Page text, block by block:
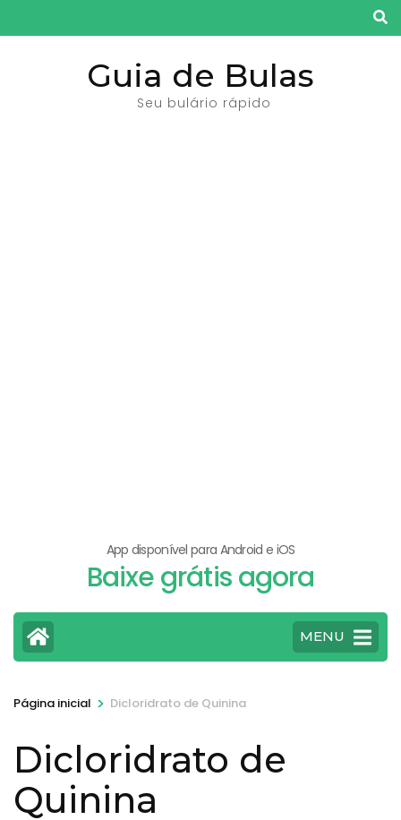
para
Guia de Bulas
Seu bulário rápido
App disponível para Android e iOS
Baixe grátis agora
MENU
Página inicial > Dicloridrato de Quinina
Dicloridrato de
Quinina